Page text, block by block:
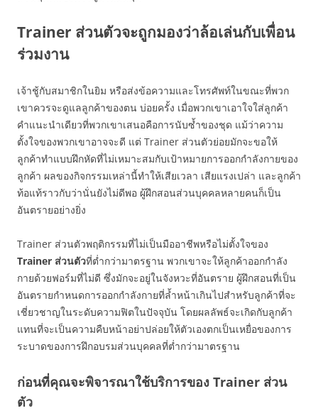
Trainer ส่วนตัวจะถูกมองว่าล้อเล่นกับเพื่อน
ร่วมงาน
เจ้าชู้กับสมาชิกในยิม หรือส่งข้อความและโทรศัพท์ในขณะที่พวก
เขาควรจะดูแลลูกค้าของตน บ่อยครั้ง เมื่อพวกเขาเอาใจใส่ลูกค้า
คำแนะนำเดียวที่พวกเขาเสนอคือการนับซ้ำของชุด แม้ว่าความ
ตั้งใจของพวกเขาอาจจะดี แต่ Trainer ส่วนตัวย่อยมักจะขอให้
ลูกค้าทำแบบฝึกหัดที่ไม่เหมาะสมกับเป้าหมายการออกกำลังกายของ
ลูกค้า ผลของกิจกรรมเหล่านี้ทำให้เสียเวลา เสียแรงเปล่า และลูกค้า
ท้อแท้ราวกับว่านั่นยังไม่ดีพอ ผู้ฝึกสอนส่วนบุคคลหลายคนก็เป็น
อันตรายอย่างยิ่ง
Trainer ส่วนตัวพฤติกรรมที่ไม่เป็นมืออาชีพหรือไม่ตั้งใจของ
Trainer ส่วนตัวที่ต่ำกว่ามาตรฐาน พวกเขาจะให้ลูกค้าออกกำลัง
กายด้วยฟอร์มที่ไม่ดี ซึ่งมักจะอยู่ในจังหวะที่อันตราย ผู้ฝึกสอนที่เป็น
อันตรายกำหนดการออกกำลังกายที่ล้ำหน้าเกินไปสำหรับลูกค้าที่จะ
เชี่ยวชาญในระดับความฟิตในปัจจุบัน โดยผลลัพธ์จะเกิดกับลูกค้า
แทนที่จะเป็นความคืบหน้าอย่าปล่อยให้ตัวเองตกเป็นเหยื่อของการ
ระบาดของการฝึกอบรมส่วนบุคคลที่ต่ำกว่ามาตรฐาน
ก่อนที่คุณจะพิจารณาใช้บริการของ Trainer ส่วน
ตัว